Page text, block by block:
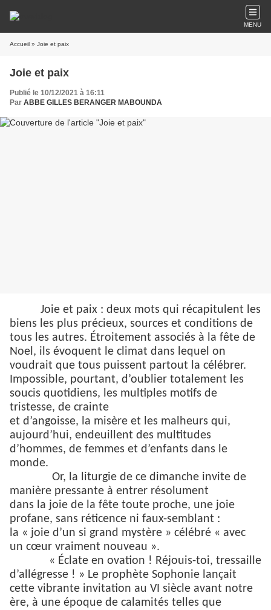
MENU
Accueil » Joie et paix
Joie et paix
Publié le 10/12/2021 à 16:11
Par ABBE GILLES BERANGER MABOUNDA
Joie et paix : deux mots qui récapitulent les
biens les plus précieux, sources et conditions de
tous les autres. Étroitement associés à la fête de
Noel, ils évoquent le climat dans lequel on
voudrait que tous puissent partout la célébrer.
Impossible, pourtant, d’oublier totalement les
soucis quotidiens, les multiples motifs de
tristesse, de crainte
et d’angoisse, la misère et les malheurs qui,
aujourd’hui, endeuillent des multitudes
d’hommes, de femmes et d’enfants dans le
monde.
Or, la liturgie de ce dimanche invite de
manière pressante à entrer résolument
dans la joie de la fête toute proche, une joie
profane, sans réticence ni faux-semblant :
la « joie d’un si grand mystère » célébré « avec
un cœur vraiment nouveau ».
« Éclate en ovation ! Réjouis-toi, tressaille
d’allégresse ! » Le prophète Sophonie lançait
cette vibrante invitation au VI siècle avant notre
ère, à une époque de calamités telles que